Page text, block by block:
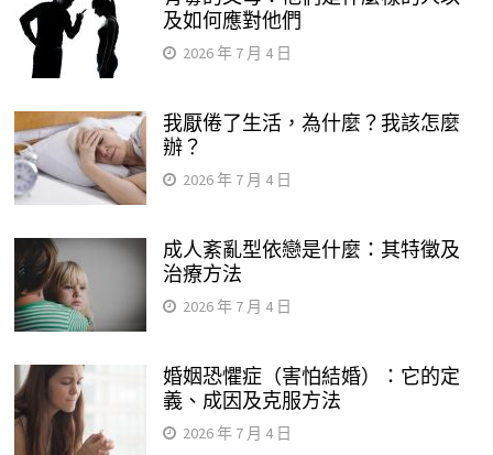
及如何應對他們
2026 年 7 月 4 日
我厭倦了生活，為什麼？我該怎麼
辦？
2026 年 7 月 4 日
成人紊亂型依戀是什麼：其特徵及
治療方法
2026 年 7 月 4 日
婚姻恐懼症（害怕結婚）：它的定
義、成因及克服方法
2026 年 7 月 4 日